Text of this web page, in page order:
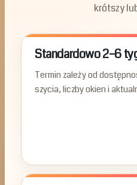
krótszy
Standardowo 2–6
Termin zależy od
szycia, liczby okien i